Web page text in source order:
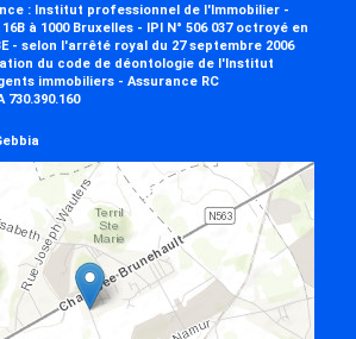
: Institut professionnel de l'Immobilier -
à 1000 Bruxelles - IPI N° 506 037 octroyé en
- selon l'arrêté royal du 27 septembre 2006
du code de déontologie de l'Institut
immobiliers - Assurance RC
730.390.160